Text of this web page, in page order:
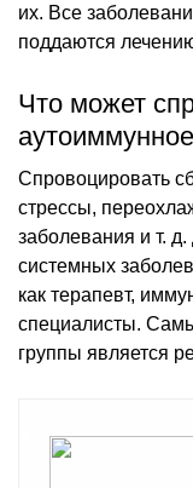
их. Все
поддаются
Что может
Спровоцировать
стрессы,
заболевания и т.
системных
как терапевт,
специалисты.
группы является